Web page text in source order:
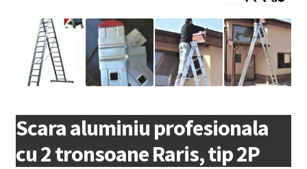
Scara aluminiu profesionala
cu 2 tronsoane Raris, tip 2P